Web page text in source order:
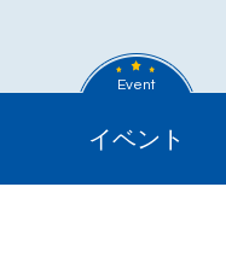
Event
イベント